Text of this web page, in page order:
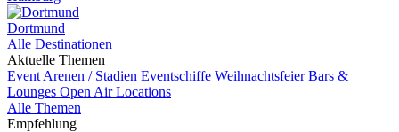
Dortmund
Alle Destinationen
Aktuelle Themen
Event Arenen / Stadien Eventschiffe WeihnachtsfeierBars &
Lounges Open Air Locations
Alle Themen
Empfehlung